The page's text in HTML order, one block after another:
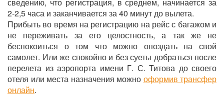
сведению, что регистрация, в среднем, начинается за
2-2,5 часа и заканчивается за 40 минут до вылета.
Прибыть во время на регистрацию на рейс с багажом и
не переживать за его целостность, а так же не
беспокоиться о том что можно опоздать на свой
самолет. Или же спокойно и без суеты добраться после
перелета из аэропорта имени Г. С. Титова до своего
отеля или места назначения можно оформив трансфер
онлайн.